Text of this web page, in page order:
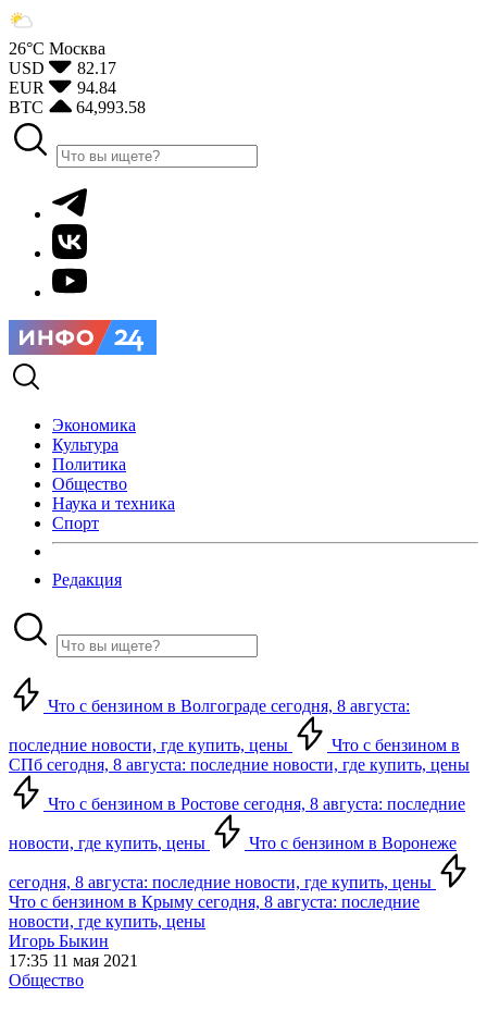
26°С Москва
USD
82.17
EUR
94.84
BTC
64,993.58
Экономика
Культура
Политика
Общество
Наука и техника
Спорт
Редакция
Что с бензином в Волгограде сегодня, 8 августа:
последние новости, где купить, цены
Что с бензином в
СПб сегодня, 8 августа: последние новости, где купить, цены
Что с бензином в Ростове сегодня, 8 августа: последние
новости, где купить, цены Что с бензином в Воронеже
сегодня, 8 августа: последние новости, где купить, цены
Что с бензином в Крыму сегодня, 8 августа: последние
новости, где купить, цены
Игорь Быкин
17:35 11 мая 2021
Общество